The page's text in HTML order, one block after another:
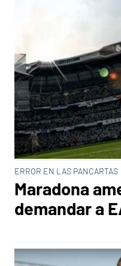
ERROR EN LAS PANCARTAS
Maradona
demandar a